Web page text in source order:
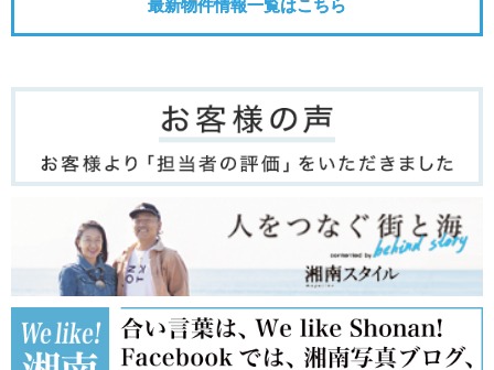
最新物件情報一覧はこちら